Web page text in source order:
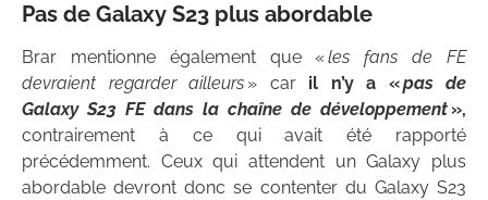
Pas de Galaxy S23 plus abordable
Brar mentionne également que «les fans de FE
devraient regarder ailleurs » car il n’y a «pas de
Galaxy S23 FE dans la chaîne de développement »,
contrairement à ce qui avait été rapporté
précédemment. Ceux qui attendent un Galaxy plus
abordable devront donc se contenter du Galaxy S23